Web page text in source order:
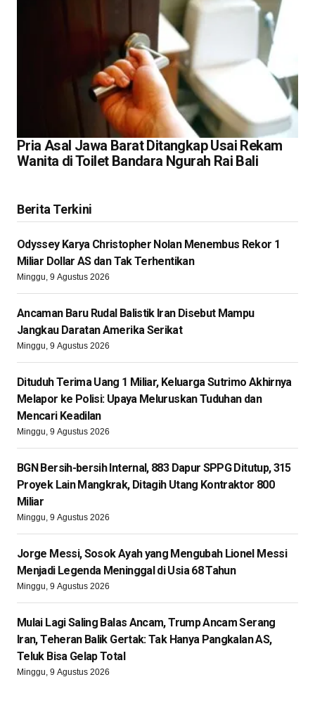
Pria Asal Jawa Barat Ditangkap Usai Rekam
Wanita di Toilet Bandara Ngurah Rai Bali
Berita Terkini
Odyssey Karya Christopher Nolan Menembus Rekor 1
Miliar Dollar AS dan Tak Terhentikan
Minggu, 9 Agustus 2026
Ancaman Baru Rudal Balistik Iran Disebut Mampu
Jangkau Daratan Amerika Serikat
Minggu, 9 Agustus 2026
Dituduh Terima Uang 1 Miliar, Keluarga Sutrimo Akhirnya
Melapor ke Polisi: Upaya Meluruskan Tuduhan dan
Mencari Keadilan
Minggu, 9 Agustus 2026
BGN Bersih-bersih Internal, 883 Dapur SPPG Ditutup, 315
Proyek Lain Mangkrak, Ditagih Utang Kontraktor 800
Miliar
Minggu, 9 Agustus 2026
Jorge Messi, Sosok Ayah yang Mengubah Lionel Messi
Menjadi Legenda Meninggal di Usia 68 Tahun
Minggu, 9 Agustus 2026
Mulai Lagi Saling Balas Ancam, Trump Ancam Serang
Iran, Teheran Balik Gertak: Tak Hanya Pangkalan AS,
Teluk Bisa Gelap Total
Minggu, 9 Agustus 2026